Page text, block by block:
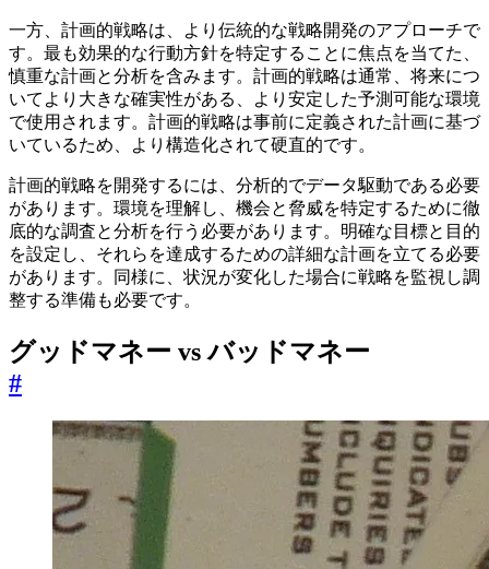
一方、計画的戦略は、より伝統的な戦略開発のアプローチで
す。最も効果的な行動方針を特定することに焦点を当てた、
慎重な計画と分析を含みます。計画的戦略は通常、将来につ
いてより大きな確実性がある、より安定した予測可能な環境
で使用されます。計画的戦略は事前に定義された計画に基づ
いているため、より構造化されて硬直的です。
計画的戦略を開発するには、分析的でデータ駆動である必要
があります。環境を理解し、機会と脅威を特定するために徹
底的な調査と分析を行う必要があります。明確な目標と目的
を設定し、それらを達成するための詳細な計画を立てる必要
があります。同様に、状況が変化した場合に戦略を監視し調
整する準備も必要です。
グッドマネー vs バッドマネー
#